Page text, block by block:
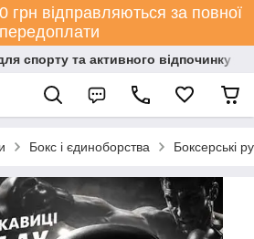
відправляються за повної
передоплати
спорту та активного відпочинку
Бокс і єдиноборства Боксерські